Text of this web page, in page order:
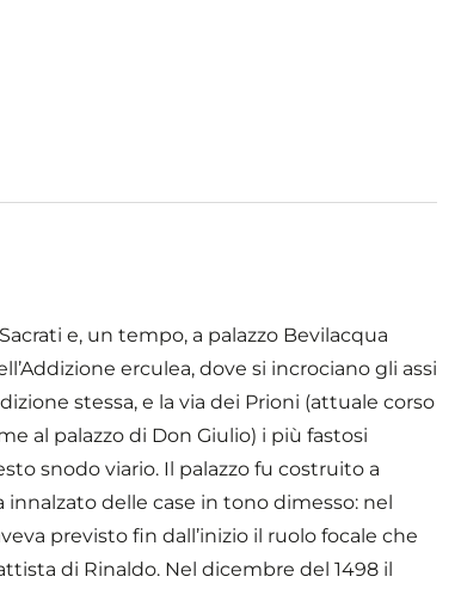
e, un tempo, a palazzo Bevilacqua
erculea, dove si incrociano gli assi
stessa, e la via dei Prioni (attuale corso
al palazzo di Don Giulio) i più fastosi
snodo viario. Il palazzo fu costruito a
delle case in tono dimesso: nel
previsto fin dall’inizio il ruolo focale che
di Rinaldo. Nel dicembre del 1498 il